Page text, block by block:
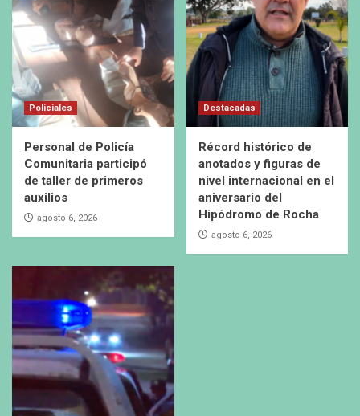
Policiales
Personal de Policía
Comunitaria participó
de taller de primeros
auxilios
agosto 6, 2026
Destacadas
Récord histórico de
anotados y figuras de
nivel internacional en el
aniversario del
Hipódromo de Rocha
agosto 6, 2026